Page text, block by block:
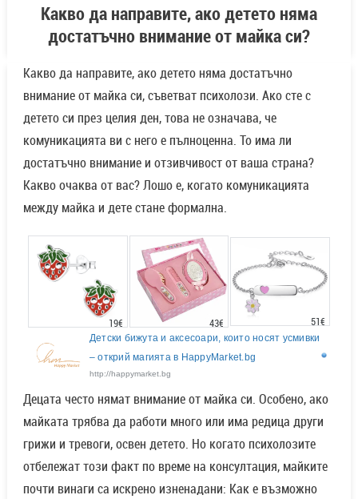
Какво да направите, ако детето няма
достатъчно внимание от майка си?
Какво да направите, ако детето няма достатъчно
внимание от майка си, съветват психолози. Ако сте с
детето си през целия ден, това не означава, че
комуникацията ви с него е пълноценна. То има ли
достатъчно внимание и отзивчивост от ваша страна?
Какво очаква от вас? Лошо е, когато комуникацията
между майка и дете стане формална.
19€ 43€ 51€
Детски бижута и аксесоари, които носят усмивки
– открий магията в HappyMarket.bg
http://happymarket.bg
Децата често нямат внимание от майка си. Особено, ако
майката трябва да работи много или има редица други
грижи и тревоги, освен детето. Но когато психолозите
отбележат този факт по време на консултация, майките
почти винаги са искрено изненадани: Как е възможно